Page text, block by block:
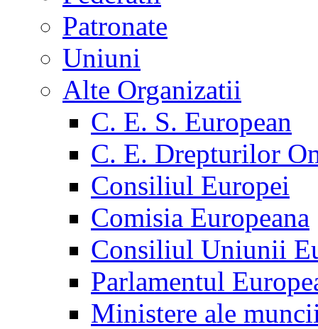
Patronate
Uniuni
Alte Organizatii
C. E. S. European
C. E. Drepturilor
Consiliul Europei
Comisia Europeana
Consiliul Uniunii
Parlamentul
Ministere ale